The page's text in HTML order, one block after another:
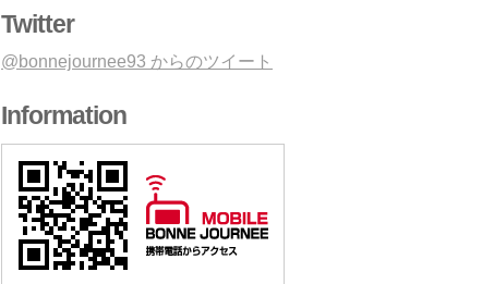
Twitter
@bonnejournee93 からのツイート
Information